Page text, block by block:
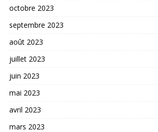
octobre 2023
septembre 2023
août 2023
juillet 2023
juin 2023
mai 2023
avril 2023
mars 2023